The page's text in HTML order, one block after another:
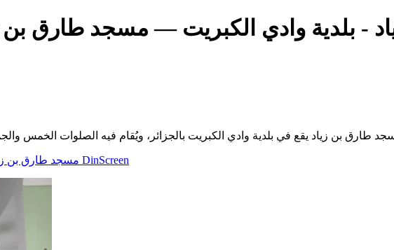
- بلدية وادي الكبريت — مسجد طارق بن
مسجد طارق بن DinScreen